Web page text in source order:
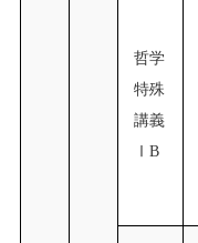
哲学
特殊
講義
ⅠB